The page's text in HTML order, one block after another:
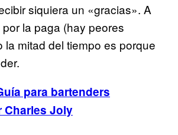
siquiera un «gracias». A
la paga (hay peores
la mitad del tiempo es porque
para bartenders
Charles Joly